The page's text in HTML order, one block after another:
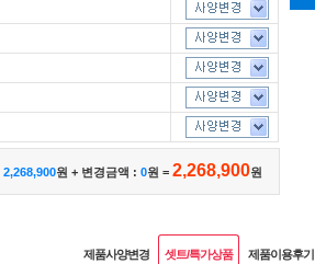
2,268,900원 + 변경금액 : 0원 = 2,268,900원
제품사양변경 셋트/특가상품 제품이용후기